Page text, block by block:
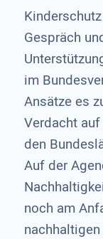
Gespräch
im
Ansätze es
Verdacht
den
Auf der
noch am